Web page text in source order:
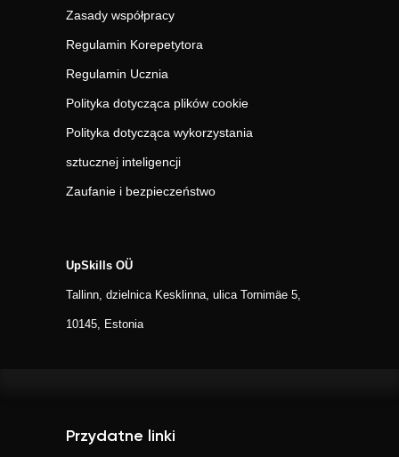
Zasady współpracy
Regulamin Korepetytora
Regulamin Ucznia
Polityka dotycząca plików cookie
Polityka dotycząca wykorzystania
sztucznej inteligencji
Zaufanie i bezpieczeństwo
UpSkills OÜ
Tallinn, dzielnica Kesklinna, ulica Tornimäe 5,
10145, Estonia
Przydatne linki